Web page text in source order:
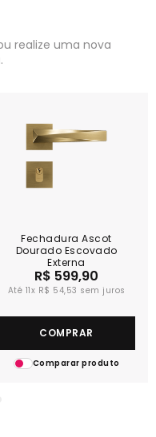
realize uma nova
Fechadura Ascot
Dourado Escovado
Externa
R$ 599,90
11x R$ 54,53
COMPRAR
Comparar produto